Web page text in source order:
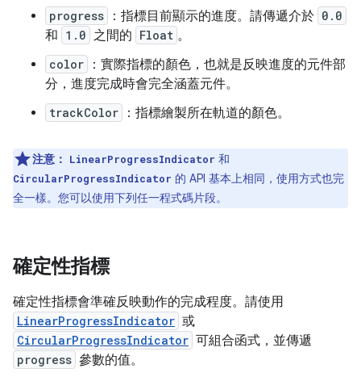
progress ：指標目前顯示的進度。請傳遞介於 0.0
和 1.0 之間的 Float 。
color
：實際指標的顏色，也就是反映進度的元件部
分，進度完成時會完全涵蓋元件。
trackColor ：指標繪製所在軌道的顏色。
注意： LinearProgressIndicator 和
CircularProgressIndicator 的 API 基本上相同，使用方式也完
全一樣。您可以使用下列任一程式碼片段。
確定性指標
確定性指標會準確反映動作的完成程度。請使用
LinearProgressIndicator 或
CircularProgressIndicator 可組合函式，並傳遞
progress 參數的值。